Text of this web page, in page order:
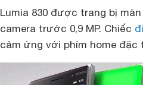
Lumia 830 được trang bị
camera trước 0,9 MP. Chiếc
cảm ứng với phím home đặc